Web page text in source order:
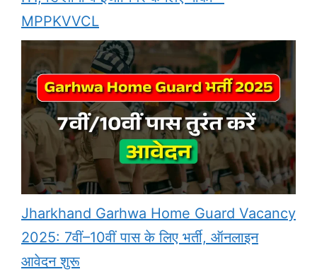
MPPKVVCL
Jharkhand Garhwa Home Guard Vacancy
2025: 7वीं–10वीं पास के लिए भर्ती, ऑनलाइन
आवेदन शुरू